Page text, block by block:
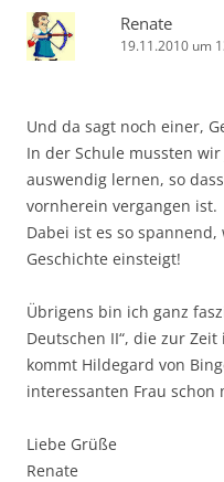
Renate
19.11.2010 um
Und da sagt noch einer,
In der Schule mussten
auswendig lernen, so
vornherein vergangen ist.
Dabei ist es so
Geschichte einsteigt!
Übrigens bin ich ganz
Deutschen II“, die zur
kommt Hildegard von
interessanten Frau schon
Liebe Grüße
Renate